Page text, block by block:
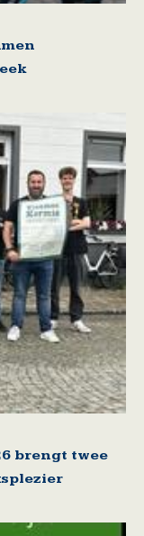
brengt twee